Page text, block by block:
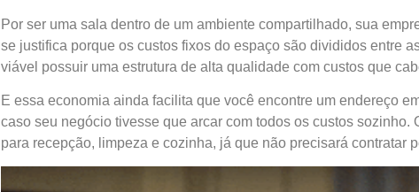
Por ser uma sala dentro de um ambiente compartilhado, sua
se justifica porque os custos fixos do espaço são divididos entre
viável possuir uma estrutura de alta qualidade com custos que
E essa economia ainda facilita que você encontre um endereço
caso seu negócio tivesse que arcar com todos os custos
para recepção, limpeza e cozinha, já que não precisará contratar